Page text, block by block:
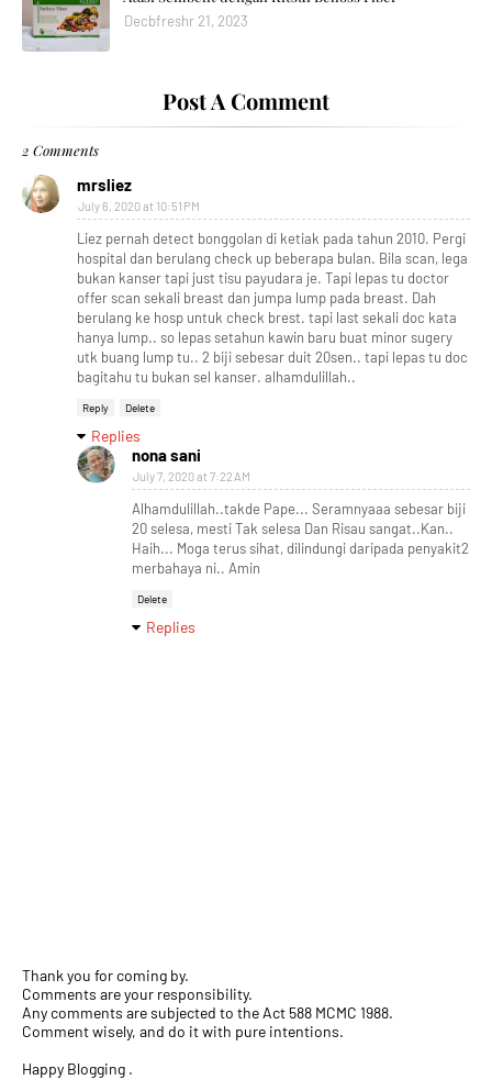
Decbfreshr 21, 2023
Post A Comment
2 Comments
mrsliez
July 6, 2020 at 10:51 PM
Liez pernah detect bonggolan di ketiak pada tahun 2010. Pergi
hospital dan berulang check up beberapa bulan. Bila scan, lega
bukan kanser tapi just tisu payudara je. Tapi lepas tu doctor
offer scan sekali breast dan jumpa lump pada breast. Dah
berulang ke hosp untuk check brest. tapi last sekali doc kata
hanya lump.. so lepas setahun kawin baru buat minor sugery
utk buang lump tu.. 2 biji sebesar duit 20sen.. tapi lepas tu doc
bagitahu tu bukan sel kanser. alhamdulillah..
Reply Delete
Replies
nona sani
July 7, 2020 at 7:22 AM
Alhamdulillah..takde Pape... Seramnyaaa sebesar biji
20 selesa, mesti Tak selesa Dan Risau sangat..Kan..
Haih... Moga terus sihat, dilindungi daripada penyakit2
merbahaya ni.. Amin
Delete
Replies
Thank you for coming by.
Comments are your responsibility.
Any comments are subjected to the Act 588 MCMC 1988.
Comment wisely, and do it with pure intentions.
Happy Blogging .